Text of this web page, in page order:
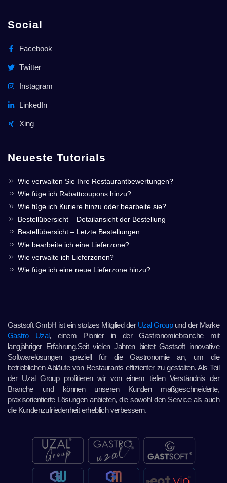
Social
Facebook
Twitter
Instagram
LinkedIn
Xing
Neueste Tutorials
Wie verwalten Sie Ihre Restaurantbewertungen?
Wie füge ich Rabattcoupons hinzu?
Wie füge ich Kuriere hinzu oder bearbeite sie?
Bestellübersicht – Detailansicht der Bestellung
Bestellübersicht – Letzte Bestellungen
Wie bearbeite ich eine Lieferzone?
Wie verwalte ich Lieferzonen?
Wie füge ich eine neue Lieferzone hinzu?
Gastsoft GmbH ist ein stolzes Mitglied der Uzal Groupund der Marke
Gastro Uzal, einem Pionier in der Gastronomiebranche mit
langjähriger Erfahrung.Seit vielen Jahren bietet Gastsoft innovative
Softwarelösungen speziell für die Gastronomie an, um die
betrieblichen Abläufe von Restaurants effizienter zu gestalten. Als Teil
der Uzal Group profitieren wir von einem tiefen Verständnis der
Branche und können unseren Kunden maßgeschneiderte,
praxisorientierte Lösungen anbieten, die sowohl den Service als auch
die Kundenzufriedenheit erheblich verbessern.